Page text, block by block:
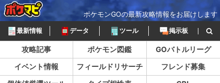
ポケモンGOの最新攻略情報をお届けします
最新情報 データ ツール 掲示板
攻略記事 ポケモン図鑑
GOバトルリーグ
イベント情報
フィールドリサーチ
フレンド募集